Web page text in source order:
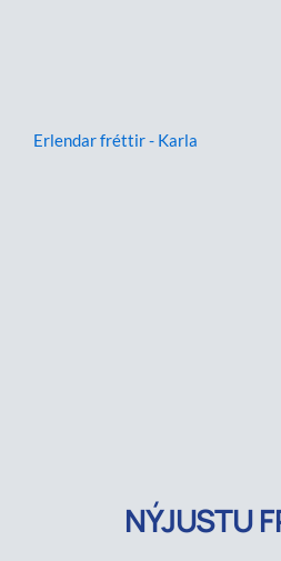
Erlendar fréttir - Karla
NÝJUSTU